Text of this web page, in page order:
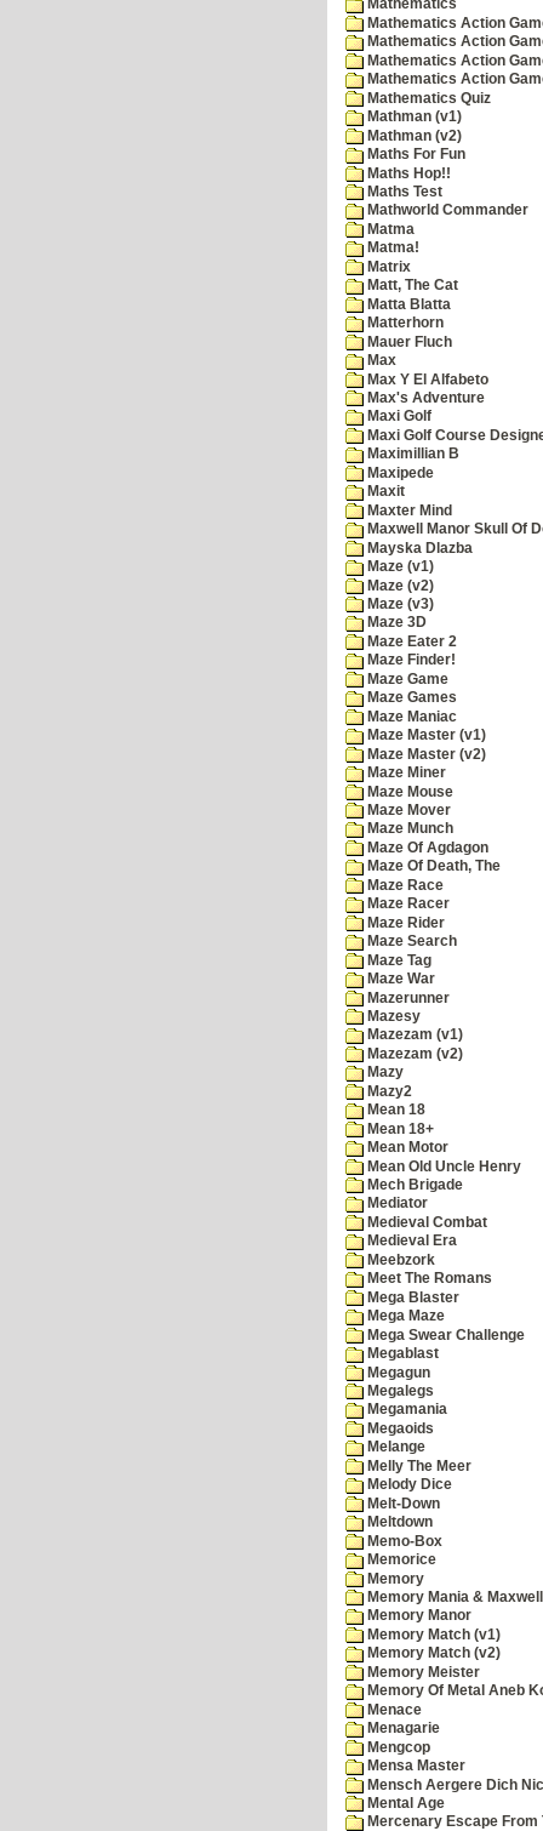
Mathematics
Mathematics Action
Mathematics Action
Mathematics Action
Mathematics Action
Mathematics Quiz
Mathman (v1)
Mathman (v2)
Maths For Fun
Maths Hop!!
Maths Test
Mathworld Commander
Matma
Matma!
Matrix
Matt, The Cat
Matta Blatta
Matterhorn
Mauer Fluch
Max
Max Y El Alfabeto
Max's Adventure
Maxi Golf
Maxi Golf Course
Maximillian B
Maxipede
Maxit
Maxter Mind
Maxwell Manor Skull Of
Mayska Dlazba
Maze (v1)
Maze (v2)
Maze (v3)
Maze 3D
Maze Eater 2
Maze Finder!
Maze Game
Maze Games
Maze Maniac
Maze Master (v1)
Maze Master (v2)
Maze Miner
Maze Mouse
Maze Mover
Maze Munch
Maze Of Agdagon
Maze Of Death, The
Maze Race
Maze Racer
Maze Rider
Maze Search
Maze Tag
Maze War
Mazerunner
Mazesy
Mazezam (v1)
Mazezam (v2)
Mazy
Mazy2
Mean 18
Mean 18+
Mean Motor
Mean Old Uncle Henry
Mech Brigade
Mediator
Medieval Combat
Medieval Era
Meebzork
Meet The Romans
Mega Blaster
Mega Maze
Mega Swear Challenge
Megablast
Megagun
Megalegs
Megamania
Megaoids
Melange
Melly The Meer
Melody Dice
Melt-Down
Meltdown
Memo-Box
Memorice
Memory
Memory Mania &
Memory Manor
Memory Match (v1)
Memory Match (v2)
Memory Meister
Memory Of Metal Aneb
Menace
Menagarie
Mengcop
Mensa Master
Mensch Aergere Dich
Mental Age
Mercenary Escape From